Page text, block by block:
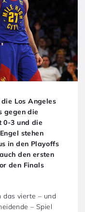
Los Angeles
gegen die
0-3 und die
stehen
in den Playoffs
den ersten
den Finals
das vierte – und
– Spiel